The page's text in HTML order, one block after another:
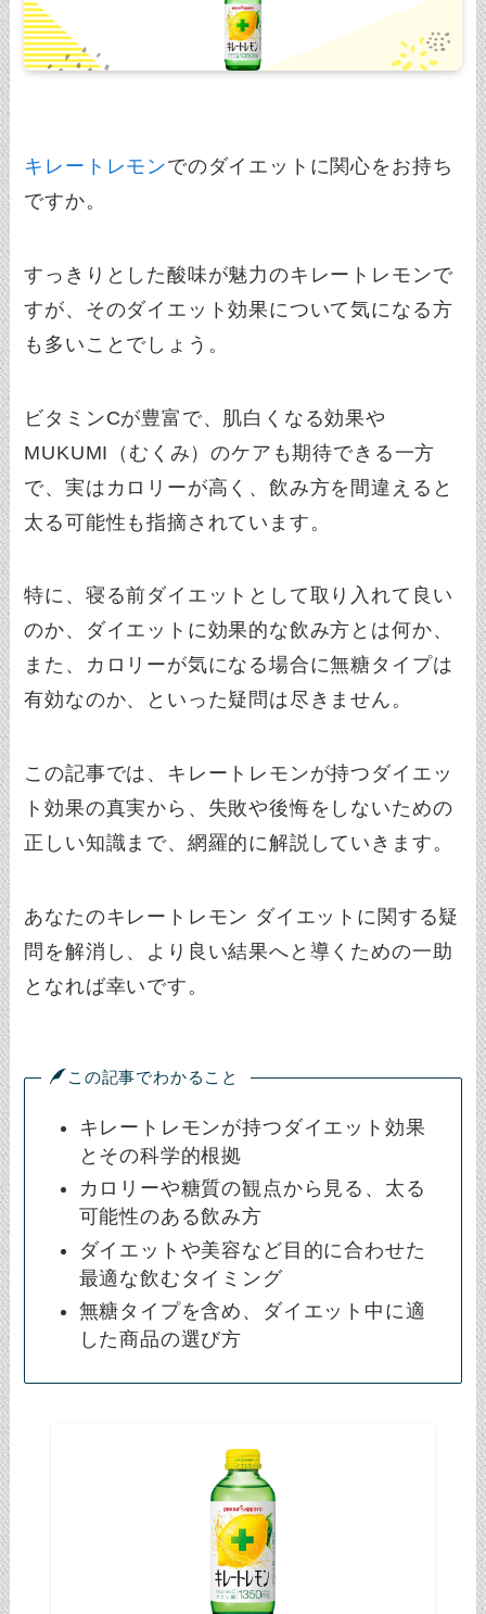
キレートレモンでのダイエットに関心をお持ち
ですか。
すっきりとした酸味が魅力のキレートレモンで
すが、そのダイエット効果について気になる方
も多いことでしょう。
ビタミンCが豊富で、肌白くなる効果や
MUKUMI（むくみ）のケアも期待できる一方
で、実はカロリーが高く、飲み方を間違えると
太る可能性も指摘されています。
特に、寝る前ダイエットとして取り入れて良い
のか、ダイエットに効果的な飲み方とは何か、
また、カロリーが気になる場合に無糖タイプは
有効なのか、といった疑問は尽きません。
この記事では、キレートレモンが持つダイエッ
ト効果の真実から、失敗や後悔をしないための
正しい知識まで、網羅的に解説していきます。
あなたのキレートレモン ダイエットに関する疑
問を解消し、より良い結果へと導くための一助
となれば幸いです。
この記事でわかること
キレートレモンが持つダイエット効果
とその科学的根拠
カロリーや糖質の観点から見る、太る
可能性のある飲み方
ダイエットや美容など目的に合わせた
最適な飲むタイミング
無糖タイプを含め、ダイエット中に適
した商品の選び方